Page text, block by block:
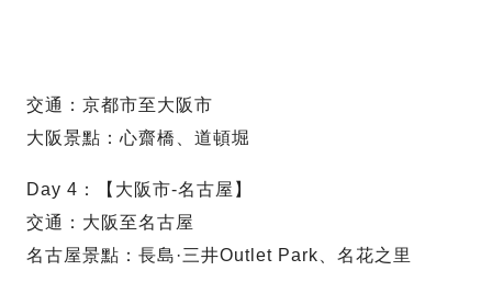
交通：京都市至大阪市
大阪景點：心齋橋、道頓堀
Day 4：【大阪市-名古屋】
交通：大阪至名古屋
名古屋景點：長島·三井Outlet Park、名花之里